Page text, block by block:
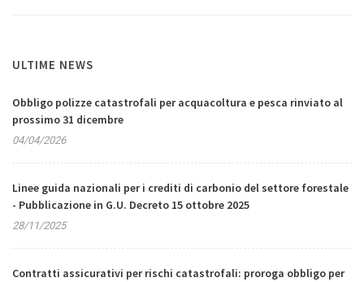
ULTIME NEWS
Obbligo polizze catastrofali per acquacoltura e pesca rinviato al
prossimo 31 dicembre
04/04/2026
Linee guida nazionali per i crediti di carbonio del settore forestale
- Pubblicazione in G.U. Decreto 15 ottobre 2025
28/11/2025
Contratti assicurativi per rischi catastrofali: proroga obbligo per